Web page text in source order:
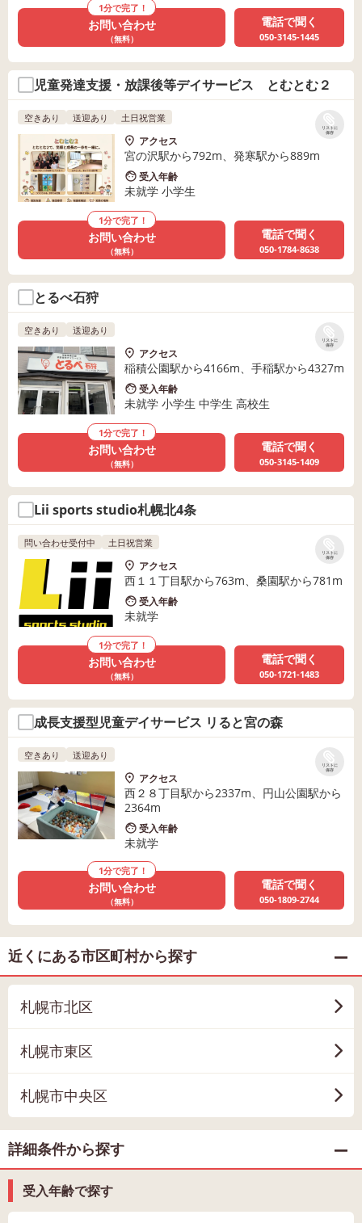
1分で完了！
お問い合わせ
（無料）
電話で聞く
050-3145-1445
児童発達支援・放課後等デイサービス とむとむ２
リストに
保存
空きあり 送迎あり 土日祝営業
アクセス
宮の沢駅から792m、発寒駅から889m
受入年齢
未就学 小学生
1分で完了！
お問い合わせ
（無料）
電話で聞く
050-1784-8638
とるべ石狩
リストに
保存
空きあり 送迎あり
アクセス
稲積公園駅から4166m、手稲駅から4327m
受入年齢
未就学 小学生 中学生 高校生
1分で完了！
お問い合わせ
（無料）
電話で聞く
050-3145-1409
Lii sports studio札幌北4条
リストに
保存
問い合わせ受付中 土日祝営業
アクセス
西１１丁目駅から763m、桑園駅から781m
受入年齢
未就学
1分で完了！
お問い合わせ
（無料）
電話で聞く
050-1721-1483
成長支援型児童デイサービス リると宮の森
リストに
保存
空きあり 送迎あり
アクセス
西２８丁目駅から2337m、円山公園駅から
2364m
受入年齢
未就学
1分で完了！
お問い合わせ
（無料）
電話で聞く
050-1809-2744
近くにある市区町村から探す
札幌市北区
札幌市東区
札幌市中央区
詳細条件から探す
受入年齢で探す